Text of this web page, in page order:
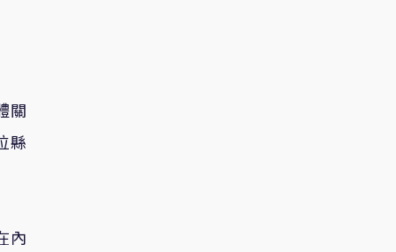
關
縣
內